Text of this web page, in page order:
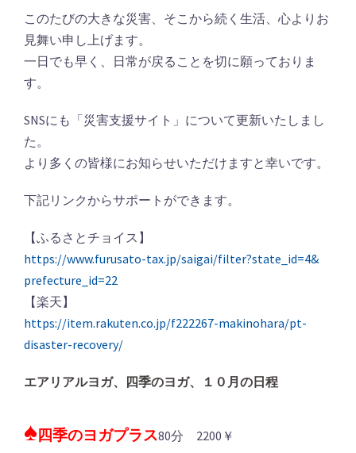
このたびの大きな災害、そこから続く生活、心よりお
見舞い申し上げます。
一日でも早く、日常が戻ることを切に願っておりま
す。
SNSにも「災害支援サイト」について更新いたしまし
た。
より多くの皆様にお知らせいただけますと幸いです。
下記リンクからサポートができます。
【ふるさとチョイス】
https://www.furusato-tax.jp/saigai/filter?state_id=4&
prefecture_id=22
【楽天】
https://item.rakuten.co.jp/f222267-makinohara/pt-
disaster-recovery/
エアリアルヨガ、四季のヨガ、１０月の日程
♠ 四季のヨガプラス80分 2200￥